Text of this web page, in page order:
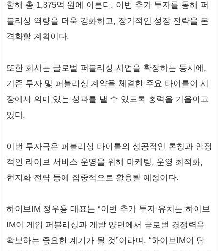
함해 총 1,375억 원에 이른다. 이번 추가 투자를 통해 퍼
블리싱 역량을 더욱 강화하고, 장기적인 성장 전략을 본
격화할 계획이다.
또한 회사는 글로벌 퍼블리싱 사업을 확장하는 동시에,
기존 투자 및 퍼블리싱 계약을 체결한 주요 타이틀이 시
장에서 의미 있는 성과를 낼 수 있도록 총력을 기울이고
있다.
이번 투자금은 퍼블리싱 타이틀의 성공적인 론칭과 안정
적인 라이브 서비스 운영을 위해 마케팅, 운영 최적화,
현지화 전략 등에 집중적으로 활용될 예정이다.
하이브IM 정우용 대표는 “이번 추가 투자 유치는 하이브
IM이 게임 퍼블리싱과 개발 양면에서 글로벌 경쟁력을
확보하는 중요한 계기가 될 것”이라며, “하이브IM이 단